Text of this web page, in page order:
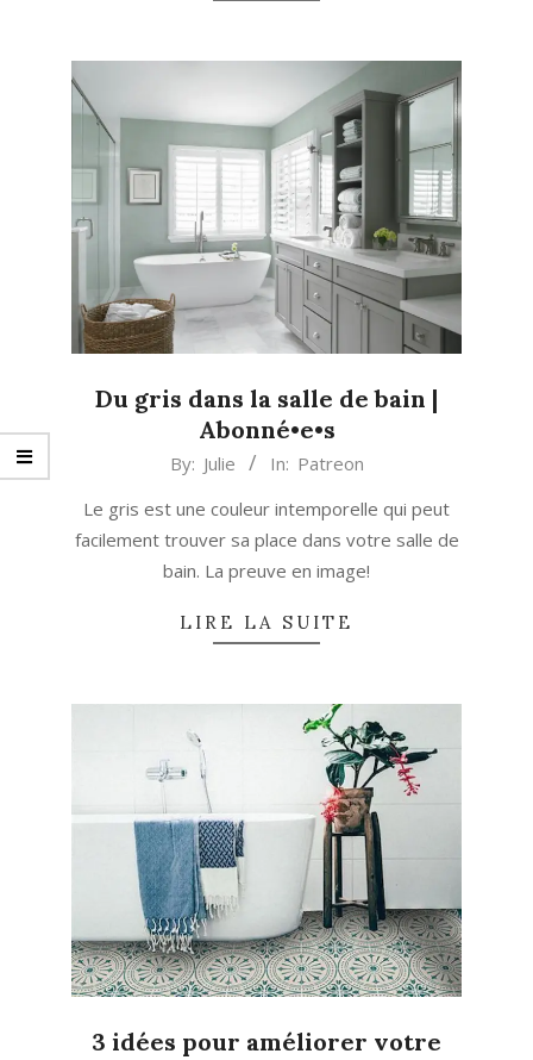
Du gris dans la salle de bain |
Abonné•e•s
15
By: Julie In: Patreon
Le gris est une couleur intemporelle qui peut
facilement trouver sa place dans votre salle de
bain. La preuve en image!
LIRE LA SUITE
3 idées pour améliorer votre